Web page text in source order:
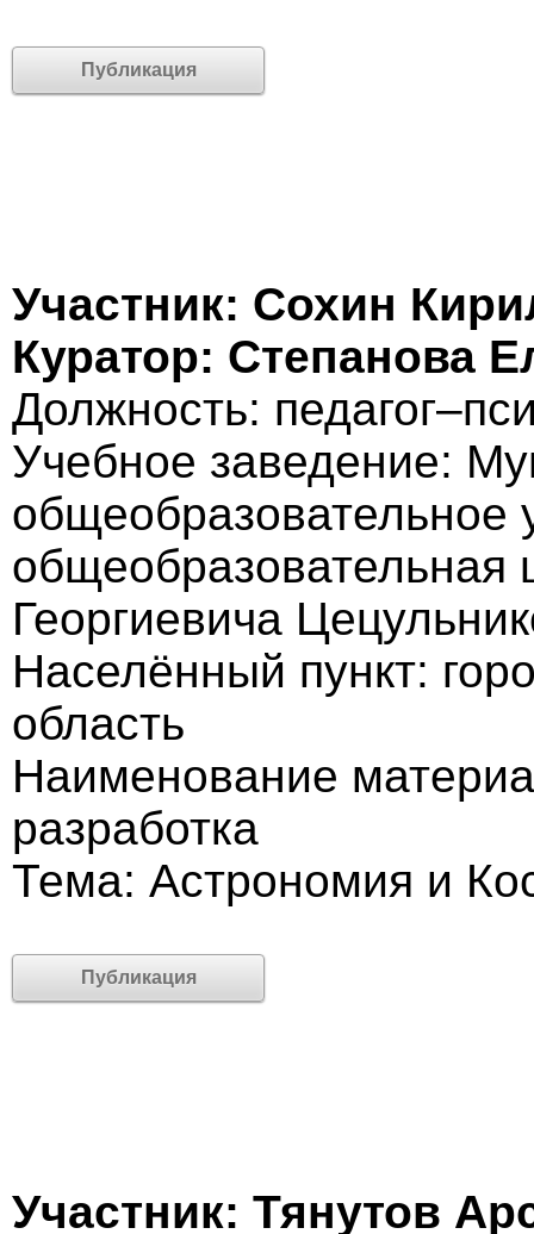
Публикация
Участник: Сохин
Куратор: Степанова
Должность:
Учебное заведение:
общеобразовательное
Георгиевича
Населённый пункт:
область
Наименование
разработка
Тема: Астрономия и
Публикация
Участник: Тянутов